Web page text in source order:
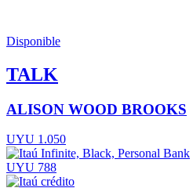
Disponible
TALK
ALISON WOOD BROOKS
UYU 1.050
UYU 788